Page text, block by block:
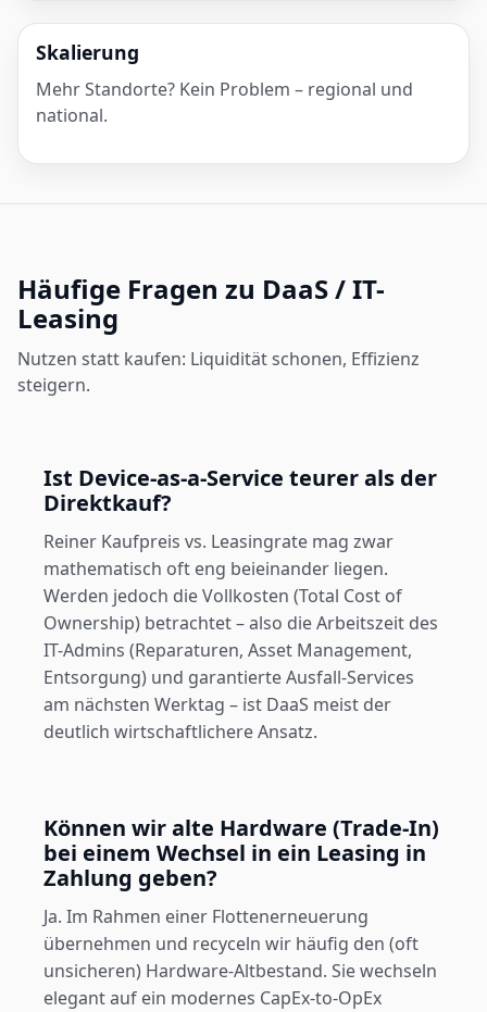
Skalierung
Mehr Standorte? Kein Problem – regional und
national.
Häufige Fragen zu DaaS / IT-
Leasing
Nutzen statt kaufen: Liquidität schonen, Effizienz
steigern.
Ist Device-as-a-Service teurer als der
Direktkauf?
Reiner Kaufpreis vs. Leasingrate mag zwar
mathematisch oft eng beieinander liegen.
Werden jedoch die Vollkosten (Total Cost of
Ownership) betrachtet – also die Arbeitszeit des
IT-Admins (Reparaturen, Asset Management,
Entsorgung) und garantierte Ausfall-Services
am nächsten Werktag – ist DaaS meist der
deutlich wirtschaftlichere Ansatz.
Können wir alte Hardware (Trade-In)
bei einem Wechsel in ein Leasing in
Zahlung geben?
Ja. Im Rahmen einer Flottenerneuerung
übernehmen und recyceln wir häufig den (oft
unsicheren) Hardware-Altbestand. Sie wechseln
elegant auf ein modernes CapEx-to-OpEx